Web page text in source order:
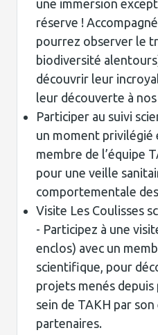
une immersion
réserve !
pourrez observer le
biodiversité
découvrir leur
leur découverte à
Participer au suivi
un moment privilégié
membre de l’équipe
pour une veille
comportementale
Visite Les Coulisses
- Participez à une
enclos) avec un
scientifique, pour
projets menés depuis
sein de TAKH par
partenaires.